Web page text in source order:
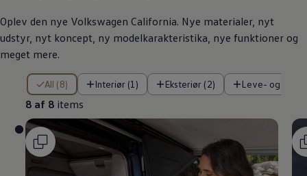
Oplev den nye Volkswagen California. Nye materialer, nyt
udstyr, nyt koncept, ny modelkarakteristika, nye funktioner og
meget mere.
All (8) Interiør (1) Eksteriør (2) Leve- og
8 af 8 items
8 af 8 items